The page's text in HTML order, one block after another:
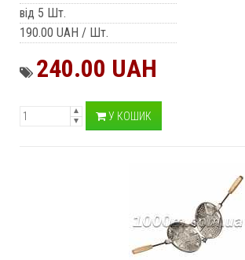
від 5 Шт.
190.00 UAH / Шт.
240.00 UAH
У КОШИК